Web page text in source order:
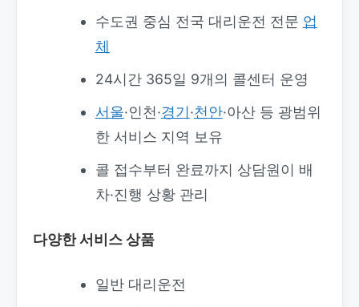
수도권 중심 전국 대리운전 전문 업
체
24시간 365일 9개의 콜센터 운영
서울·인천·경기·천안·아산 등 광범위
한 서비스 지역 보유
콜 접수부터 완료까지 상담원이 배
차·진행 상황 관리
다양한 서비스 상품
일반 대리운전